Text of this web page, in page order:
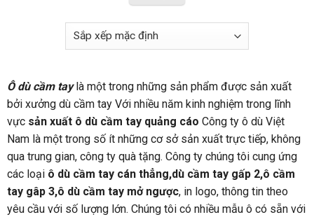
Ô dù cầm taylà một trong những sản phẩm được sản xuất
bởi xưởng dù cầm tay Với nhiều năm kinh nghiệm trong lĩnh
vực sản xuất ô dù cầm tay quảng cáo Công ty ô dù Việt
Nam là một trong số ít những cơ sở sản xuất trực tiếp, không
qua trung gian, công ty quà tặng. Công ty chúng tôi cung ứng
các loại ô dù cầm tay cán thẳng,dù cầm tay gấp 2,ô cầm
tay gâp 3,ô dù cầm tay mở ngược, in logo, thông tin theo
yêu cầu với số lượng lớn. Chúng tôi có nhiều mẫu ô có sẵn với